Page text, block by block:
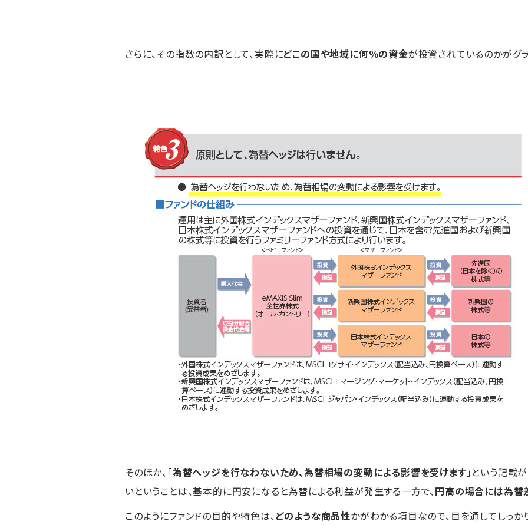
さらに、その指数の内訳として、実際にどこの国や地域に何％の資金が投資されているのかがグ
そのほか、「為替ヘッジを行なわないため、為替相場の変動による影響を受けます 」という記載
いということは、基本的に円安になると為替による利益が発生する一方で、 円高の場合には為替
このようにファンドの目的や特色は、 どのような商品性かがわかる項目なので、目を通してしっか